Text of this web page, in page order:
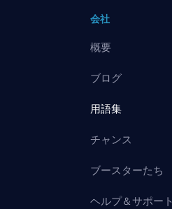
会社
概要
ブログ
用語集
チャンス
ブースターたち
ヘルプ＆サポート